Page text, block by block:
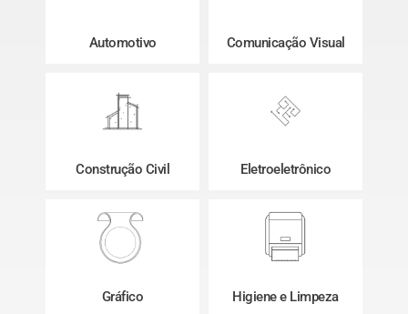
Automotivo Comunicação Visual
Construção Civil Eletroeletrônico
Gráfico Higiene e Limpeza